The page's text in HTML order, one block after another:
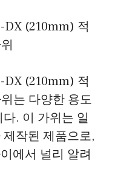
DX (210mm) 적
DX (210mm) 적
는 다양한 용도
. 이 가위는 일
작된 제품으로,
에서 널리 알려